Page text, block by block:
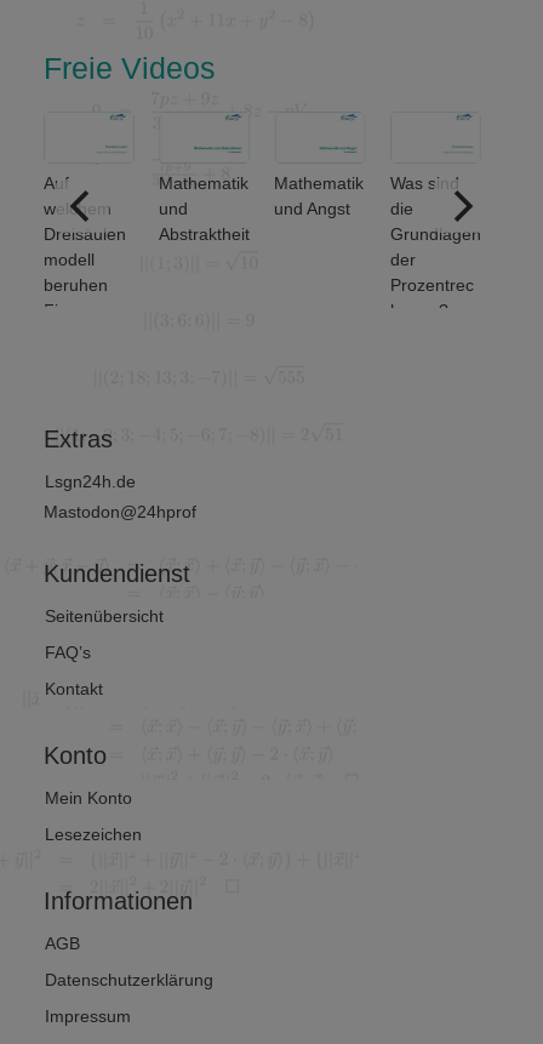
Freie Videos
Auf
welchem
Dreisäulen
modell
beruhen
Finanz-
Mathematik
und
Abstraktheit
Mathematik
und Angst
Was sind
die
Grundlagen
der
Prozentrec
hnung?
Extras
Lsgn24h.de
Mastodon@24hprof
Kundendienst
Seitenübersicht
FAQ’s
Kontakt
Konto
Mein Konto
Lesezeichen
Informationen
AGB
Datenschutzerklärung
Impressum